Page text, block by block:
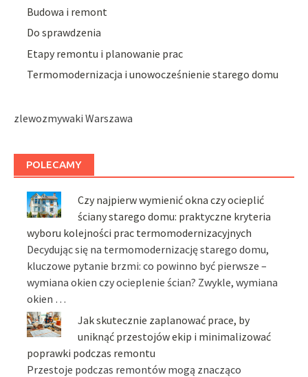
Budowa i remont
Do sprawdzenia
Etapy remontu i planowanie prac
Termomodernizacja i unowocześnienie starego domu
zlewozmywaki Warszawa
POLECAMY
Czy najpierw wymienić okna czy ocieplić
ściany starego domu: praktyczne kryteria
wyboru kolejności prac termomodernizacyjnych
Decydując się na termomodernizację starego domu,
kluczowe pytanie brzmi: co powinno być pierwsze –
wymiana okien czy ocieplenie ścian? Zwykle, wymiana
okien …
Jak skutecznie zaplanować prace, by
uniknąć przestojów ekip i minimalizować
poprawki podczas remontu
Przestoje podczas remontów mogą znacząco